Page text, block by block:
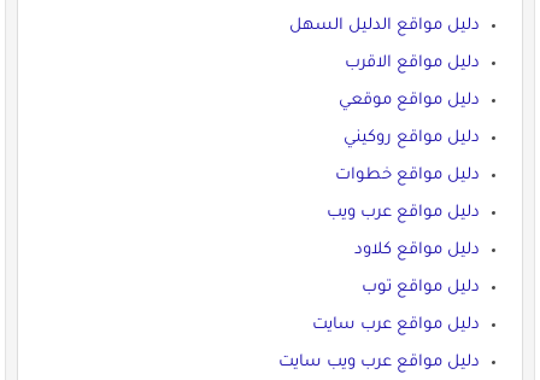
دليل مواقع الدليل السهل
دليل مواقع الاقرب
دليل مواقع موقعي
دليل مواقع روكيني
دليل مواقع خطوات
دليل مواقع عرب ويب
دليل مواقع كلاود
دليل مواقع توب
دليل مواقع عرب سايت
دليل مواقع عرب ويب سايت